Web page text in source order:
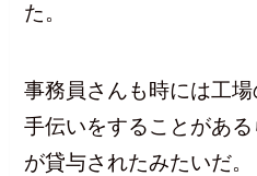
た。
事務員さんも時には工
手伝いをすることがあ
が貸与されたみたいだ。